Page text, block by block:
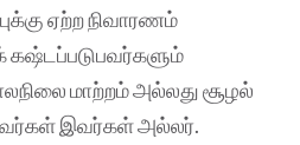
ஏற்ற நிவாரணம்
கஷ்டப்படுபவர்களும்
மாற்றம் அல்லது சூழல்
இவர்கள் அல்லர்.